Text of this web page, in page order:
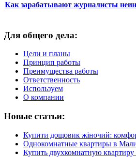
Как зарабатывают журналисты
Для общего дела:
Цели и планы
Принцип работы
Преимущества работы
Ответственность
Используем
О компании
Новые статьи:
Купити дощовик жіночий:
Однокомнатные квартиры в
Купить двухкомнатную